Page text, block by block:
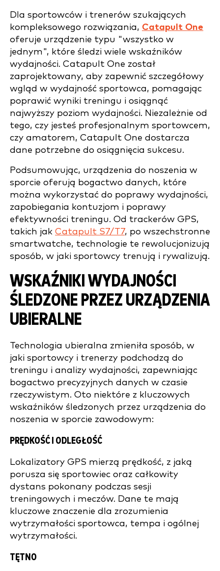
Dla sportowców i trenerów szukających
kompleksowego rozwiązania, Catapult One
oferuje urządzenie typu "wszystko w
jednym", które śledzi wiele wskaźników
wydajności. Catapult One został
zaprojektowany, aby zapewnić szczegółowy
wgląd w wydajność sportowca, pomagając
poprawić wyniki treningu i osiągnąć
najwyższy poziom wydajności. Niezależnie od
tego, czy jesteś profesjonalnym sportowcem,
czy amatorem, Catapult One dostarcza
dane potrzebne do osiągnięcia sukcesu.
Podsumowując, urządzenia do noszenia w
sporcie oferują bogactwo danych, które
można wykorzystać do poprawy wydajności,
zapobiegania kontuzjom i poprawy
efektywności treningu. Od trackerów GPS,
takich jak Catapult S7/T7, po wszechstronne
smartwatche, technologie te rewolucjonizują
sposób, w jaki sportowcy trenują i rywalizują.
WSKAŹNIKI WYDAJNOŚCI
ŚLEDZONE PRZEZ URZĄDZENIA
UBIERALNE
Technologia ubieralna zmieniła sposób, w
jaki sportowcy i trenerzy podchodzą do
treningu i analizy wydajności, zapewniając
bogactwo precyzyjnych danych w czasie
rzeczywistym. Oto niektóre z kluczowych
wskaźników śledzonych przez urządzenia do
noszenia w sporcie zawodowym:
PRĘDKOŚĆ I ODLEGŁOŚĆ
Lokalizatory GPS mierzą prędkość, z jaką
porusza się sportowiec oraz całkowity
dystans pokonany podczas sesji
treningowych i meczów. Dane te mają
kluczowe znaczenie dla zrozumienia
wytrzymałości sportowca, tempa i ogólnej
wytrzymałości.
TĘTNO